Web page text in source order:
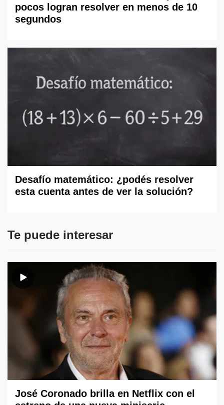
pocos logran resolver en menos de 10
segundos
Desafío matemático: ¿podés resolver
esta cuenta antes de ver la solución?
Te puede interesar
José Coronado brilla en Netflix con el